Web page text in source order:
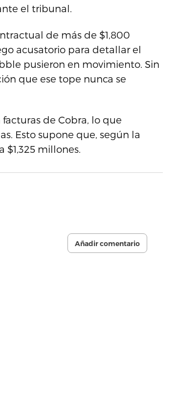
el tribunal.
de más de $1,800
acusatorio para detallar el
pusieron en movimiento. Sin
que ese tope nunca se
de Cobra, lo que
Esto supone que, según la
millones.
Añadir comentario